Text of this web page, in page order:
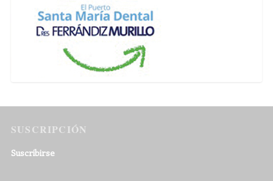
SUSCRIPCIÓN
Suscribirse